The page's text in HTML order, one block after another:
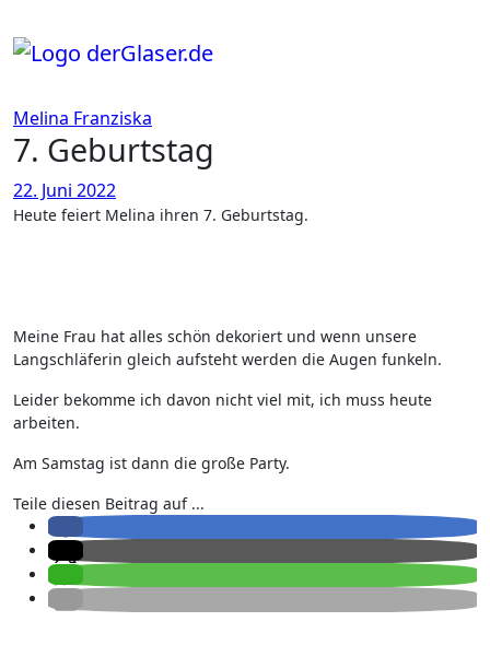
Inhalt
springen
Melina Franziska
7. Geburtstag
22. Juni 2022
Heute feiert Melina ihren 7. Geburtstag.
Meine Frau hat alles schön dekoriert und wenn unsere
Langschläferin gleich aufsteht werden die Augen funkeln.
Leider bekomme ich davon nicht viel mit, ich muss heute
arbeiten.
Am Samstag ist dann die große Party.
Teile diesen Beitrag auf ...